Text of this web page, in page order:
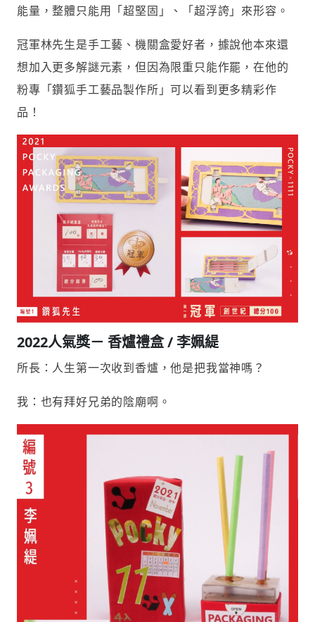
能量，整體只能用「超堅固」、「超浮誇」來形容。
冠軍林先生是手工藝、機關盒愛好者，據說他本來還
想加入更多解謎元素，但因為限重只能作罷，在他的
粉專「鑽狐手工藝品製作所」可以看到更多精彩作
品！
2022人氣獎－ 香爐禮盒 / 李姵緹
所長：人生第一次收到香爐，他是把我當神嗎？
我：也有拜好兄弟的陰廟啊。